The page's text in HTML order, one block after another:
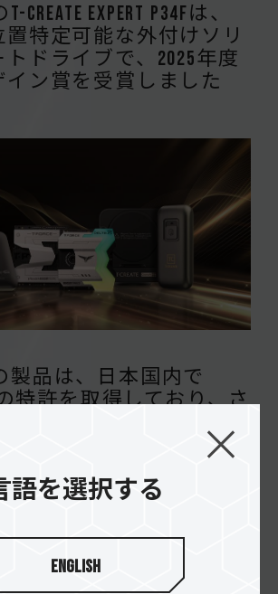
T-CREATE EXPERT P34Fは、
特定可能な外付けソリ
ドライブで、2025年度
イン賞を受賞しました
の製品は、日本国内で
の特許を取得しており、さ
語を選択する
English